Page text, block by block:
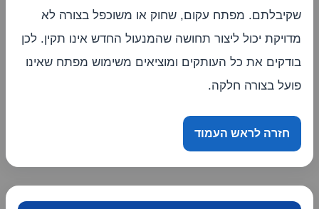
שקיבלתם. מפתח עקום, שחוק או משוכפל בצורה לא
מדויקת יכול ליצור תחושה שהמנעול החדש אינו תקין. לכן
בודקים את כל העותקים ומוציאים משימוש מפתח שאינו
פועל בצורה חלקה.
חזרה לראש העמוד